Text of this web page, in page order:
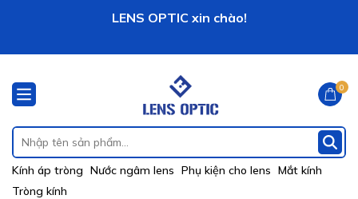
LENS OPTIC xin chào!
Vô vàng khuyến mãi hấp dẫn đang chờ đợi bạn!
Kính áp tròng Nước ngâm lens Phụ kiện cho lens Mắt kính
Tròng kính
0